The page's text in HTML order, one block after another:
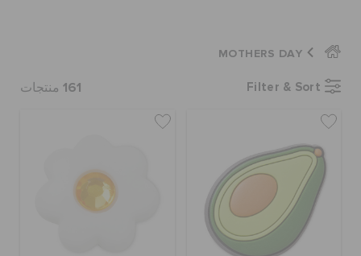
جيبيتز تشارمز
الحقائب
MOTHERS DAY
Filter & Sort
161 منتجات